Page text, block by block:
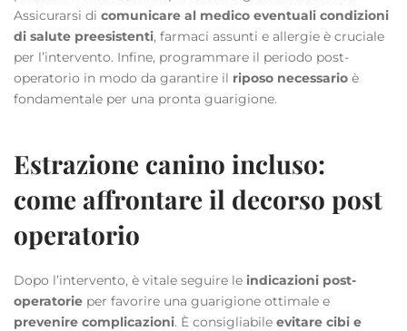
Assicurarsi di comunicare al medico eventuali condizioni
di salute preesistenti, farmaci assunti e allergie è cruciale
per l’intervento. Infine, programmare il periodo post-
operatorio in modo da garantire il riposo necessario è
fondamentale per una pronta guarigione.
Estrazione canino incluso:
come affrontare il decorso post
operatorio
Dopo l’intervento, è vitale seguire le indicazioni post-
operatorie per favorire una guarigione ottimale e
prevenire complicazioni. È consigliabile evitare cibi e